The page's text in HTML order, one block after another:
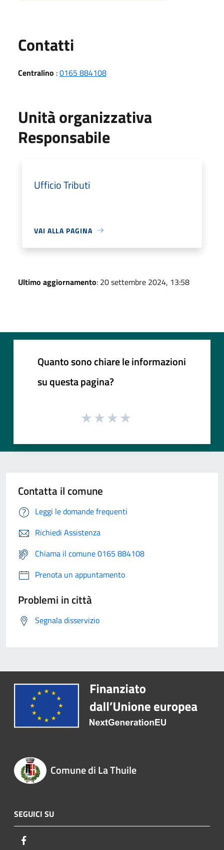
Contatti
Centralino :0165 884108
Unità organizzativa
Responsabile
Ufficio Tributi
VAI ALLA PAGINA
Ultimo aggiornamento: 20 settembre 2024, 13:58
Quanto sono chiare le informazioni
su questa pagina?
Contatta il comune
Leggi le domande frequenti
Richiedi Assistenza
Chiama il comune 0165 884108
Prenota un appuntamento
Problemi in città
Segnala disservizio
Comune di La Thuile
SEGUICI SU